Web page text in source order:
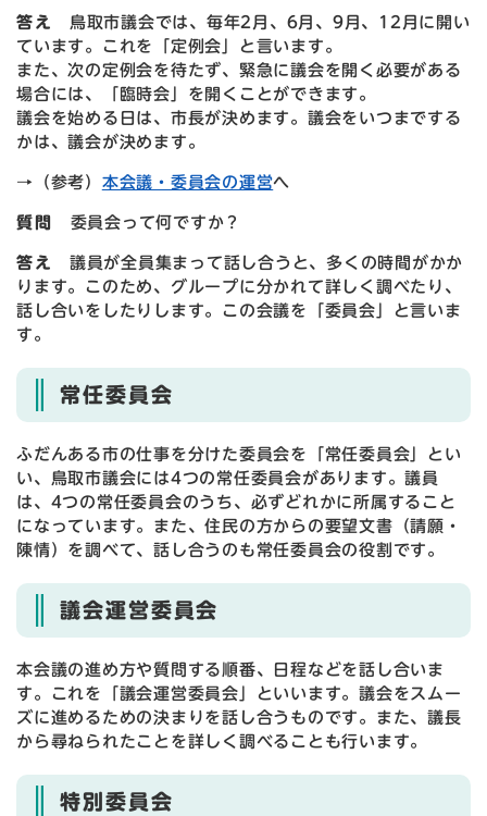
答え
鳥取市議会では、毎年2月、6月、9月、12月に開い
ています。これを「定例会」と言います。
また、次の定例会を待たず、緊急に議会を開く必要がある
場合には、「臨時会」を開くことができます。
議会を始める日は、市長が決めます。議会をいつまでする
かは、議会が決めます。
→（参考） 本会議・委員会の運営へ
質問 委員会って何ですか？
答え
議員が全員集まって話し合うと、多くの時間がかか
ります。このため、グループに分かれて詳しく調べたり、
話し合いをしたりします。この会議を「委員会」と言いま
す。
常任委員会
ふだんある市の仕事を分けた委員会を「常任委員会」とい
い、鳥取市議会には4つの常任委員会があります。議員
は、4つの常任委員会のうち、必ずどれかに所属すること
になっています。また、住民の方からの要望文書（請願・
陳情）を調べて、話し合うのも常任委員会の役割です。
議会運営委員会
本会議の進め方や質問する順番、日程などを話し合いま
す。これを「議会運営委員会」といいます。議会をスムー
ズに進めるための決まりを話し合うものです。また、議長
から尋ねられたことを詳しく調べることも行います。
特別委員会